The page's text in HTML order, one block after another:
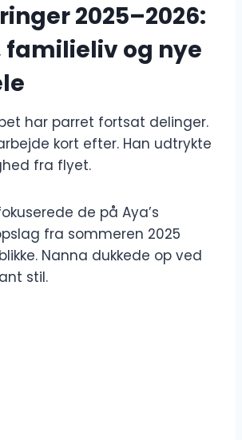
2025–2026:
familieliv og nye
har parret fortsat delinger.
kort efter. Han udtrykte
fra flyet.
de på Aya’s
fra sommeren 2025
Nanna dukkede op ved
stil.